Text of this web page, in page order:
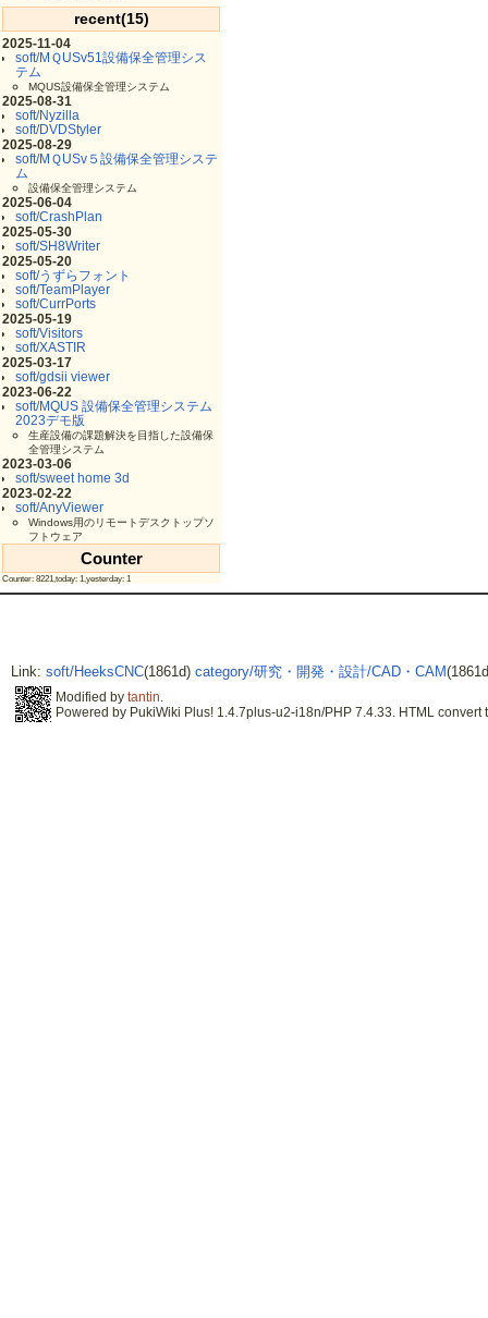
recent(15)
2025-11-04
soft/MＱUSv51設備保全管理シス
テム
MQUS設備保全管理システム
2025-08-31
soft/Nyzilla
soft/DVDStyler
2025-08-29
soft/MＱUSv５設備保全管理システ
ム
設備保全管理システム
2025-06-04
soft/CrashPlan
2025-05-30
soft/SH8Writer
2025-05-20
soft/うずらフォント
soft/TeamPlayer
soft/CurrPorts
2025-05-19
soft/Visitors
soft/XASTIR
2025-03-17
soft/gdsii viewer
2023-06-22
soft/MQUS 設備保全管理システム
2023デモ版
生産設備の課題解決を目指した設備保
全管理システム
2023-03-06
soft/sweet home 3d
2023-02-22
soft/AnyViewer
Windows用のリモートデスクトップソ
フトウェア
Counter
Counter: 8221,today: 1,yesterday: 1
Link: soft/HeeksCNC(1861d) category/研究・開発・設計/CAD・CAM
Modified by tantin.
Powered by PukiWiki Plus! 1.4.7plus-u2-i18n/PHP 7.4.33. HTML convert